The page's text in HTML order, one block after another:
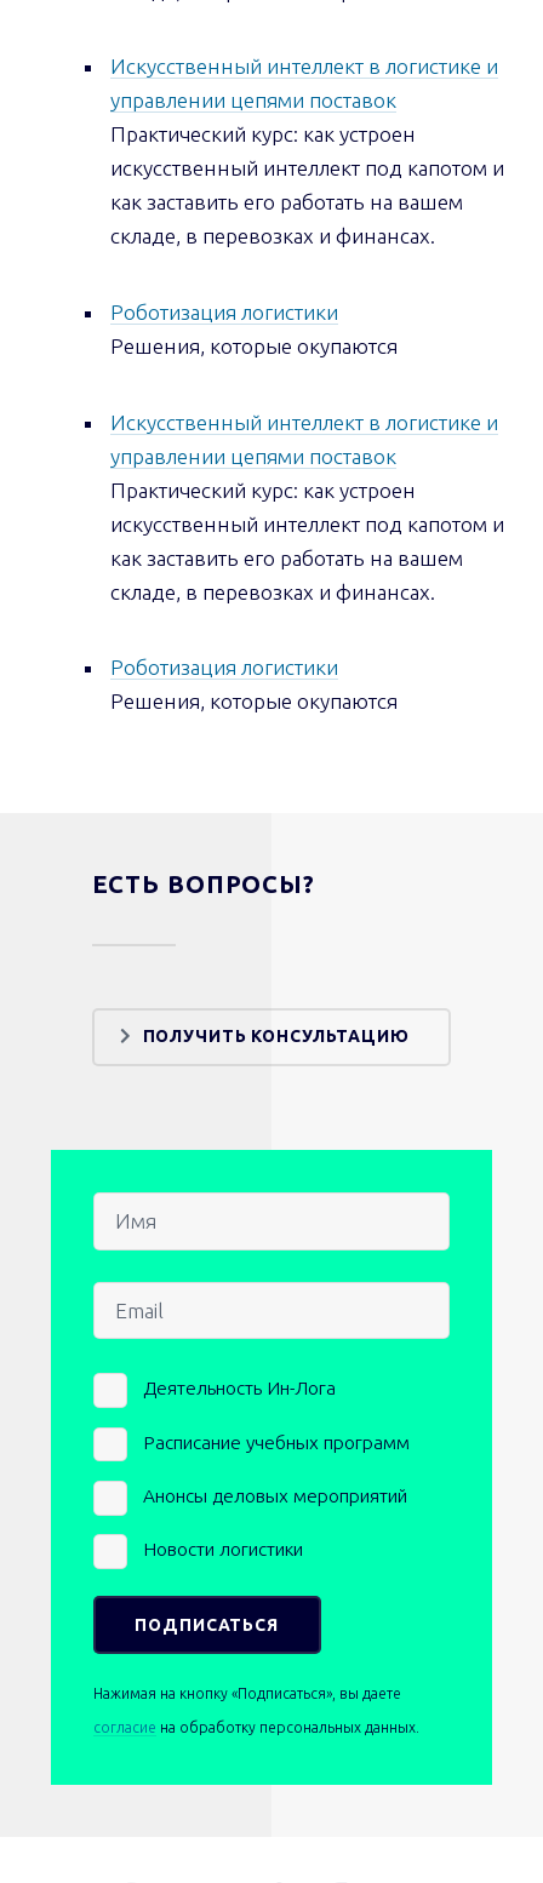
Искусственный интеллект в логистике и
управлении цепями поставок
Практический курс: как устроен
искусственный интеллект под капотом и
как заставить его работать на вашем
складе, в перевозках и финансах.
Роботизация логистики
Решения, которые окупаются
Искусственный интеллект в логистике и
управлении цепями поставок
Практический курс: как устроен
искусственный интеллект под капотом и
как заставить его работать на вашем
складе, в перевозках и финансах.
Роботизация логистики
Решения, которые окупаются
ЕСТЬ ВОПРОСЫ?
ПОЛУЧИТЬ КОНСУЛЬТАЦИЮ
Newsletters
Деятельность Ин-Лога
Расписание учебных программ
Анонсы деловых мероприятий
Новости логистики
Нажимая на кнопку «Подписаться», вы даете
согласие на обработку персональных данных.